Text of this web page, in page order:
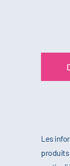
Les
produits